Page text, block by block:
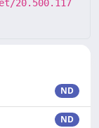
20.500.117
ND
ND